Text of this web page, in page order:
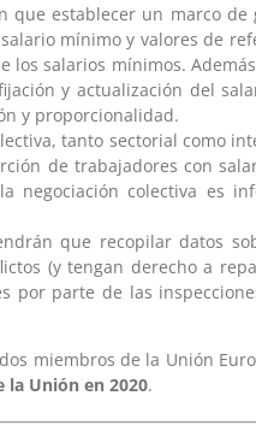
que establecer un marco de
mínimo y valores de
los salarios mínimos.
y actualización del
y proporcionalidad.
tanto sectorial como
de trabajadores con
negociación colectiva es
que recopilar datos
(y tengan derecho a
por parte de las
miembros de la Unión
Unión en 2020.